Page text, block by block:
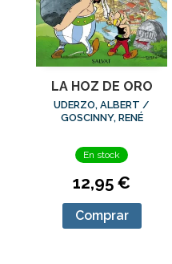
LA HOZ DE ORO
UDERZO, ALBERT /
GOSCINNY, RENÉ
En stock
12,95 €
Comprar